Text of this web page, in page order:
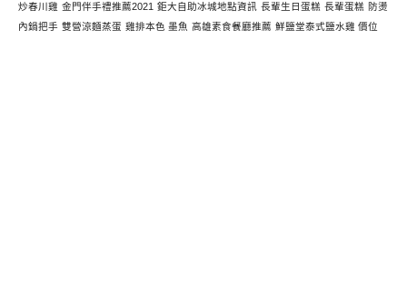
炒春川雞 金門伴手禮推薦2021 鉅大自助冰城地點資訊 長輩生日蛋糕 長輩蛋糕 防燙
內鍋把手 雙營涼麵蒸蛋 雞排本色 墨魚 高雄素食餐廳推薦 鮮鹽堂泰式鹽水雞 價位